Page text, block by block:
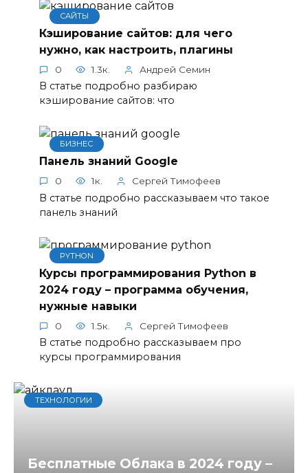
САЙТЫ
Кэширование сайтов: для чего
нужно, как настроить, плагины
0 1.3к. Андрей Семин
В статье подробно разбираю
кэширование сайтов: что
БИЗНЕС
Панель знаний Google
0 1к. Сергей Тимофеев
В статье подробно рассказываем что такое
панель знаний
PYTHON
Курсы программирования Python в
2024 году – программа обучения,
нужные навыки
0 1.5к. Сергей Тимофеев
В статье подробно рассказываем про
курсы программирования
ТЕХНОЛОГИИ
Бесплатные Облака в 2024 году –